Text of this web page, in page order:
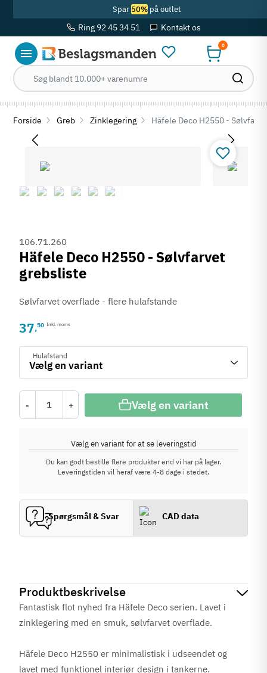
Spar 50%på outlet
Ring 92 45 34 51 Kontakt os
0
Forside Greb Zinklegering Häfele Deco H2550 -
Produktbeskrivelse
Fantastisk flot nyhed fra Häfele Deco serien. Lavet i
zinklegering med en smuk, sølvfarvet overflade.
Häfele Deco H2550 er minimalistisk i udseendet og
lavet med funktionel interiør design i tankerne.
106.71.260
Häfele Deco H2550 - Sølvfarvet
grebsliste
Sølvfarvet overflade - flere hulafstande
37,50 Inkl. moms
Hulafstand
- + Vælg en variant
Vælg en variant for at se leveringstid
Du kan godt bestille flere produkter end vi har på lager.
Leveringstiden vil heraf være 4-8 dage i stedet.
Spørgsmål & Svar CAD data